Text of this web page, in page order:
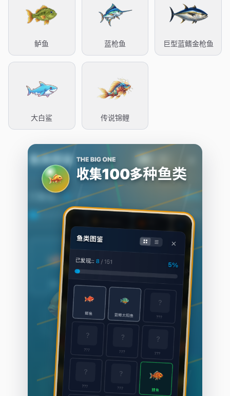
鲈鱼 蓝枪鱼 巨型蓝鳍金枪鱼
大白鲨 传说锦鲤